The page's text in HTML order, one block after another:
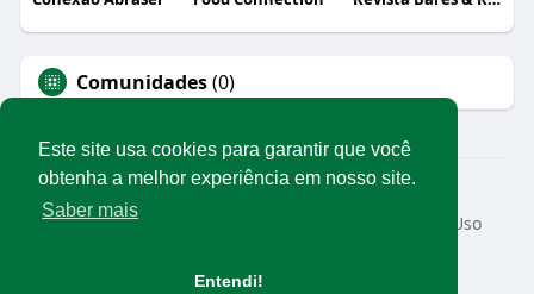
Este site usa cookies para garantir que você
obtenha a melhor experiência em nosso site.
Saber mais
Entendi!
Comunidades(0)
© 2026 Rede Abrasel
Início
Sobre
Termos de Uso